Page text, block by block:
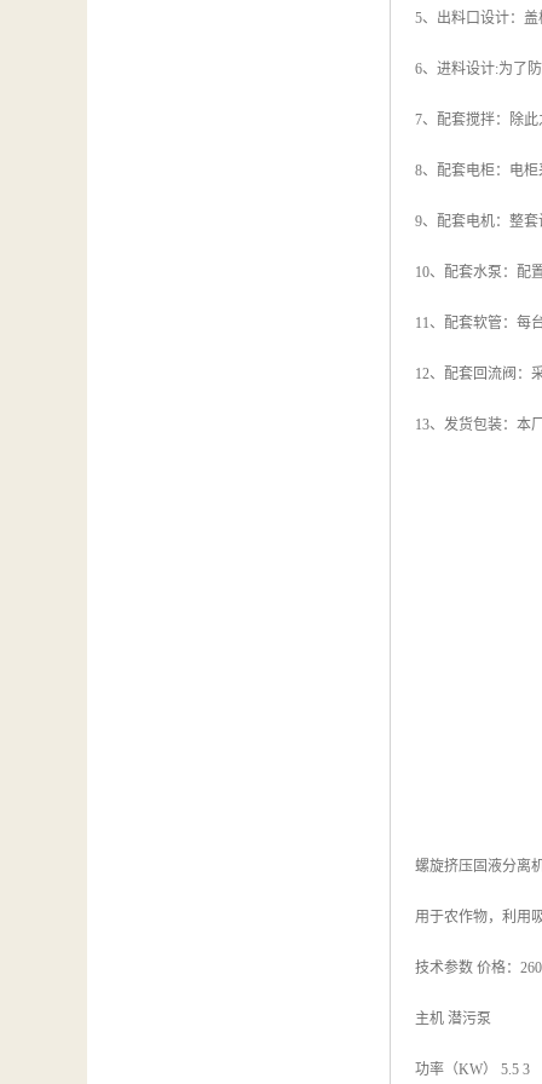
5、出料口设计：
6、进料设计:为了
7、配套搅拌：除
8、配套电柜：电
9、配套电机：整
10、配套水泵：配
11、配套软管：每
12、配套回流阀：
13、发货包装：本
螺旋挤压固液分离
用于农作物，利用
技术参数 价格：
主机 潜污泵
功率（KW） 5.5 3